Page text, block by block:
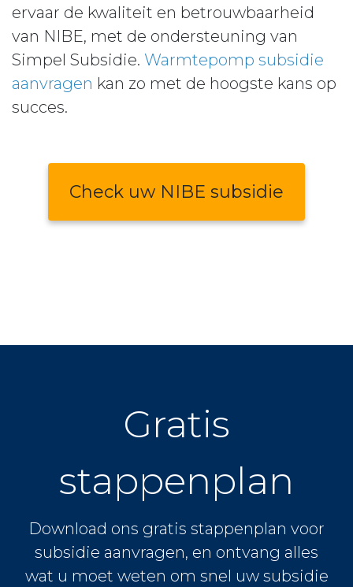
ervaar de kwaliteit en betrouwbaarheid
van NIBE, met de ondersteuning van
Simpel Subsidie. Warmtepomp subsidie
aanvragen kan zo met de hoogste kans op
succes.
Check uw NIBE subsidie
Gratis
stappenplan
Download ons gratis stappenplan voor
subsidie aanvragen, en ontvang alles
wat u moet weten om snel uw subsidie